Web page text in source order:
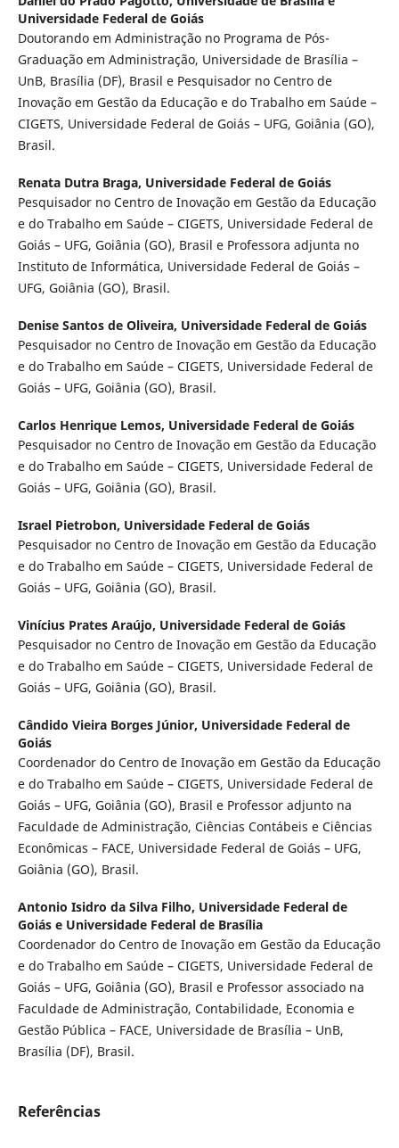
Universidade Federal de Goiás
Doutorando em Administração no Programa de Pós-
Graduação em Administração, Universidade de Brasília –
UnB, Brasília (DF), Brasil e Pesquisador no Centro de
Inovação em Gestão da Educação e do Trabalho em Saúde –
CIGETS, Universidade Federal de Goiás – UFG, Goiânia (GO),
Brasil.
Renata Dutra Braga, Universidade Federal de Goiás
Pesquisador no Centro de Inovação em Gestão da Educação
e do Trabalho em Saúde – CIGETS, Universidade Federal de
Goiás – UFG, Goiânia (GO), Brasil e Professora adjunta no
Instituto de Informática, Universidade Federal de Goiás –
UFG, Goiânia (GO), Brasil.
Denise Santos de Oliveira, Universidade Federal de Goiás
Pesquisador no Centro de Inovação em Gestão da Educação
e do Trabalho em Saúde – CIGETS, Universidade Federal de
Goiás – UFG, Goiânia (GO), Brasil.
Carlos Henrique Lemos, Universidade Federal de Goiás
Pesquisador no Centro de Inovação em Gestão da Educação
e do Trabalho em Saúde – CIGETS, Universidade Federal de
Goiás – UFG, Goiânia (GO), Brasil.
Israel Pietrobon, Universidade Federal de Goiás
Pesquisador no Centro de Inovação em Gestão da Educação
e do Trabalho em Saúde – CIGETS, Universidade Federal de
Goiás – UFG, Goiânia (GO), Brasil.
Vinícius Prates Araújo, Universidade Federal de Goiás
Pesquisador no Centro de Inovação em Gestão da Educação
e do Trabalho em Saúde – CIGETS, Universidade Federal de
Goiás – UFG, Goiânia (GO), Brasil.
Cândido Vieira Borges Júnior, Universidade Federal de
Goiás
Coordenador do Centro de Inovação em Gestão da Educação
e do Trabalho em Saúde – CIGETS, Universidade Federal de
Goiás – UFG, Goiânia (GO), Brasil e Professor adjunto na
Faculdade de Administração, Ciências Contábeis e Ciências
Econômicas – FACE, Universidade Federal de Goiás – UFG,
Goiânia (GO), Brasil.
Antonio Isidro da Silva Filho, Universidade Federal de
Goiás e Universidade Federal de Brasília
Coordenador do Centro de Inovação em Gestão da Educação
e do Trabalho em Saúde – CIGETS, Universidade Federal de
Goiás – UFG, Goiânia (GO), Brasil e Professor associado na
Faculdade de Administração, Contabilidade, Economia e
Gestão Pública – FACE, Universidade de Brasília – UnB,
Brasília (DF), Brasil.
Referências